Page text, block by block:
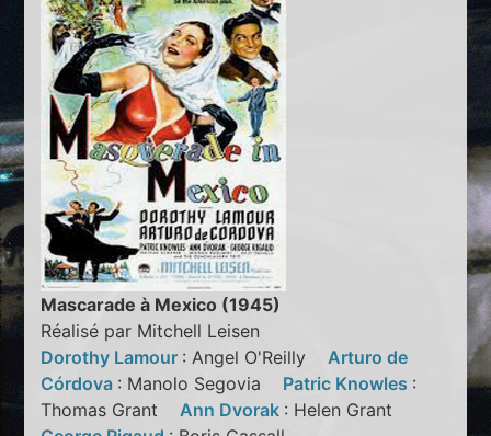
Mascarade à Mexico (1945)
Réalisé par Mitchell Leisen
Dorothy Lamour : Angel O'ReillyArturo de
Córdova : Manolo Segovia Patric Knowles :
Thomas GrantAnn Dvorak : Helen Grant